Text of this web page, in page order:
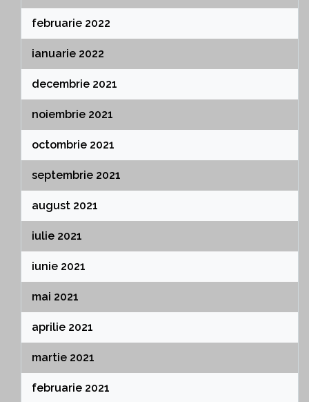
februarie 2022
ianuarie 2022
decembrie 2021
noiembrie 2021
octombrie 2021
septembrie 2021
august 2021
iulie 2021
iunie 2021
mai 2021
aprilie 2021
martie 2021
februarie 2021